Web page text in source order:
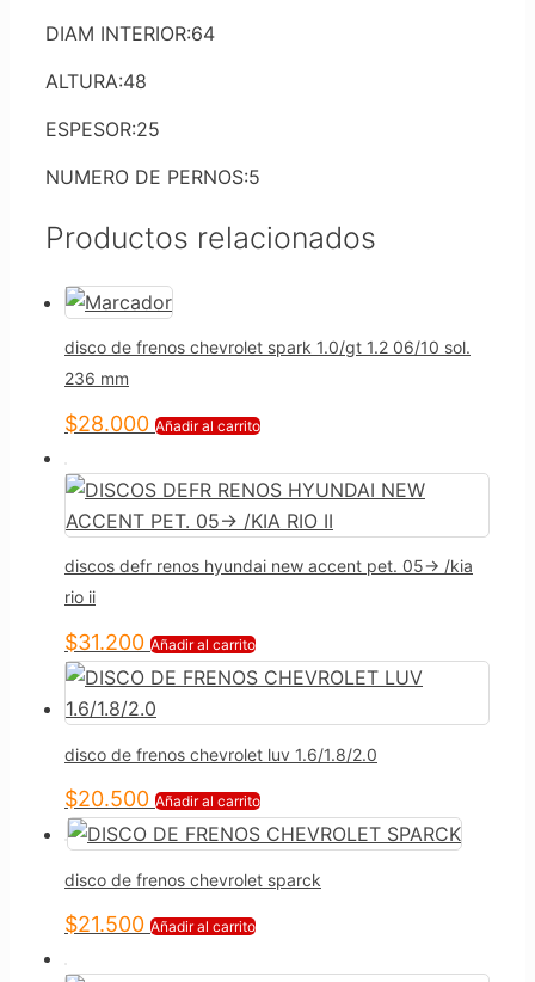
DIAM INTERIOR:64
ALTURA:48
ESPESOR:25
NUMERO DE PERNOS:5
Productos relacionados
disco de frenos chevrolet spark 1.0/gt 1.2 06/10 sol.
236 mm
$28.000 Añadir al carrito
discos defr renos hyundai new accent pet. 05-> /kia
rio ii
$31.200 Añadir al carrito
disco de frenos chevrolet luv 1.6/1.8/2.0
$20.500 Añadir al carrito
disco de frenos chevrolet sparck
$21.500 Añadir al carrito